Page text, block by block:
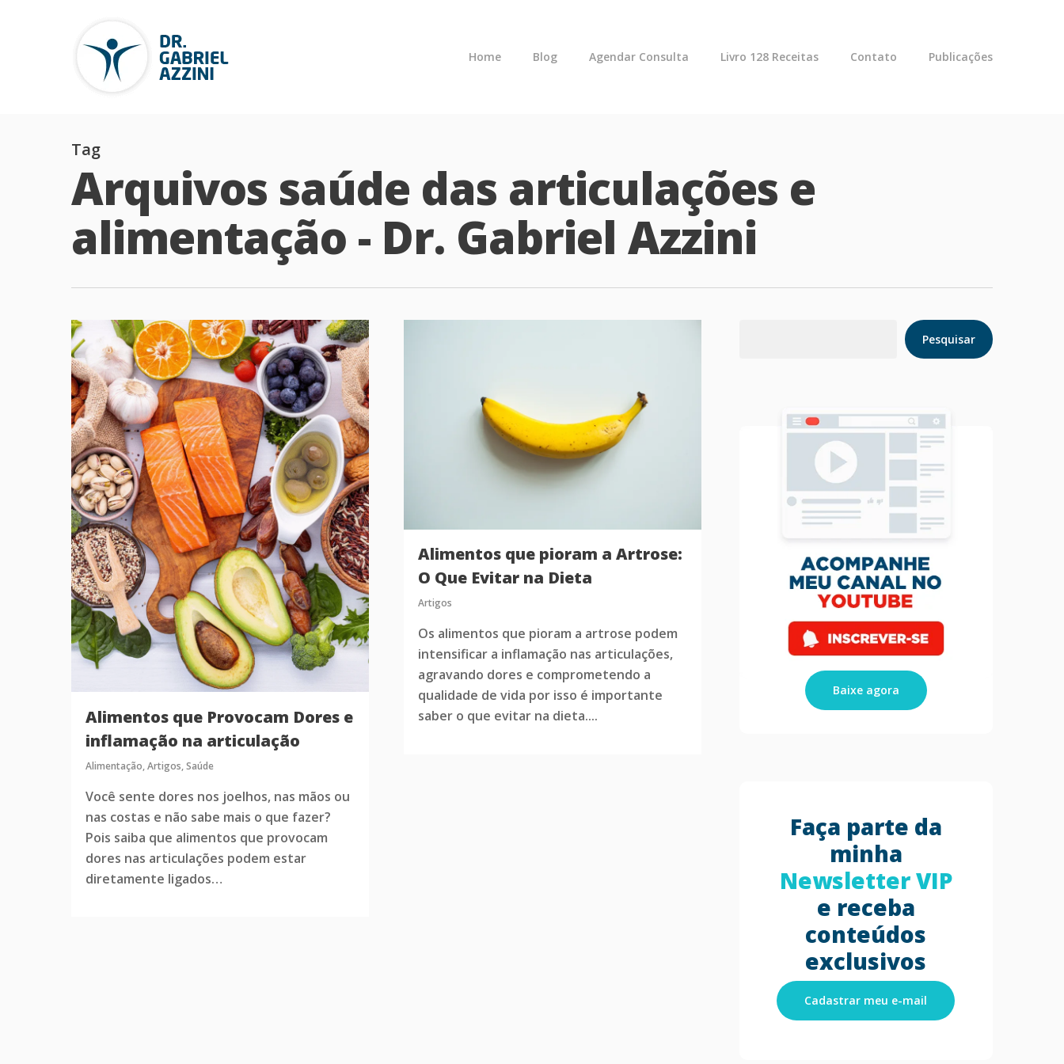
Home Blog Agendar Consulta Livro 128 Receitas Contato Publicações
Tag
Arquivos saúde das articulações e
alimentação - Dr. Gabriel Azzini
Alimentos que Provocam Dores e
inflamação na articulação
Alimentação,Artigos,Saúde
Você sente dores nos joelhos, nas mãos ou
nas costas e não sabe mais o que fazer?
Pois saiba que alimentos que provocam
dores nas articulações podem estar
diretamente ligados…
Alimentos que pioram a Artrose:
O Que Evitar na Dieta
Artigos
Os alimentos que pioram a artrose podem
intensificar a inflamação nas articulações,
agravando dores e comprometendo a
qualidade de vida por isso é importante
saber o que evitar na dieta....
Pesquisar
Baixe agora
Faça parte da
minha
Newsletter VIP
e receba
conteúdos
exclusivos
Cadastrar meu e-mail